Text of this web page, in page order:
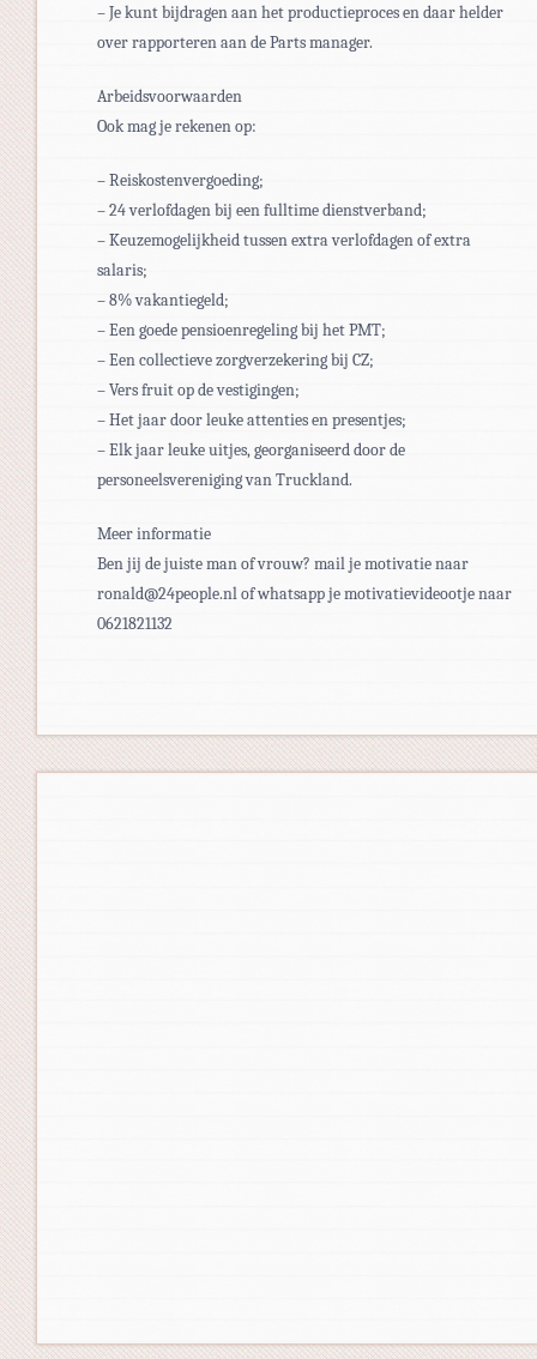
– Je kunt bijdragen aan het productieproces en daar helder
over rapporteren aan de Parts manager.
Arbeidsvoorwaarden
Ook mag je rekenen op:
– Reiskostenvergoeding;
– 24 verlofdagen bij een fulltime dienstverband;
– Keuzemogelijkheid tussen extra verlofdagen of extra
salaris;
– 8% vakantiegeld;
– Een goede pensioenregeling bij het PMT;
– Een collectieve zorgverzekering bij CZ;
– Vers fruit op de vestigingen;
– Het jaar door leuke attenties en presentjes;
– Elk jaar leuke uitjes, georganiseerd door de
personeelsvereniging van Truckland.
Meer informatie
Ben jij de juiste man of vrouw? mail je motivatie naar
ronald@24people.nl of whatsapp je motivatievideootje naar
0621821132